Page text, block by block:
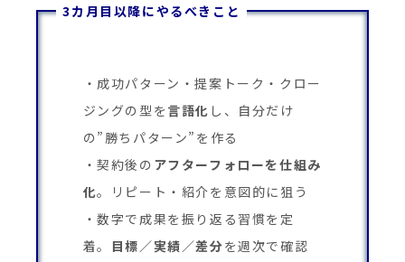
3カ月目以降にやるべきこと
成功パターン・提案トーク・クロー
ジングの型を言語化 し、自分だけ
の”勝ちパターン”を作る
契約後の アフターフォローを仕組み
化。リピート・紹介を意図的に狙う
数字で成果を振り返る習慣を定
着。
目標／実績／差分を週次で確認